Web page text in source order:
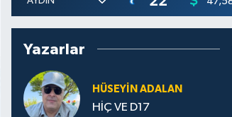
Yazarlar
HÜSEYIN ADALAN
HİÇ VE D17